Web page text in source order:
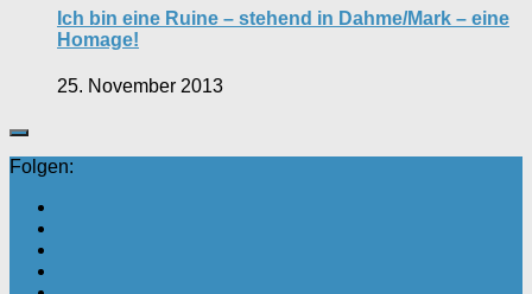
Ich bin eine Ruine – stehend in Dahme/Mark – eine
Homage!
25. November 2013
Folgen: